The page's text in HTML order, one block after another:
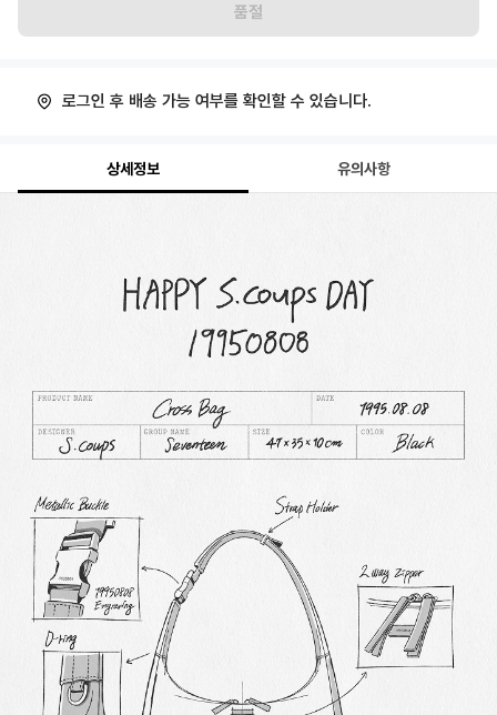
품절
로그인 후 배송 가능 여부를 확인할 수 있습니다.
상세정보 유의사항